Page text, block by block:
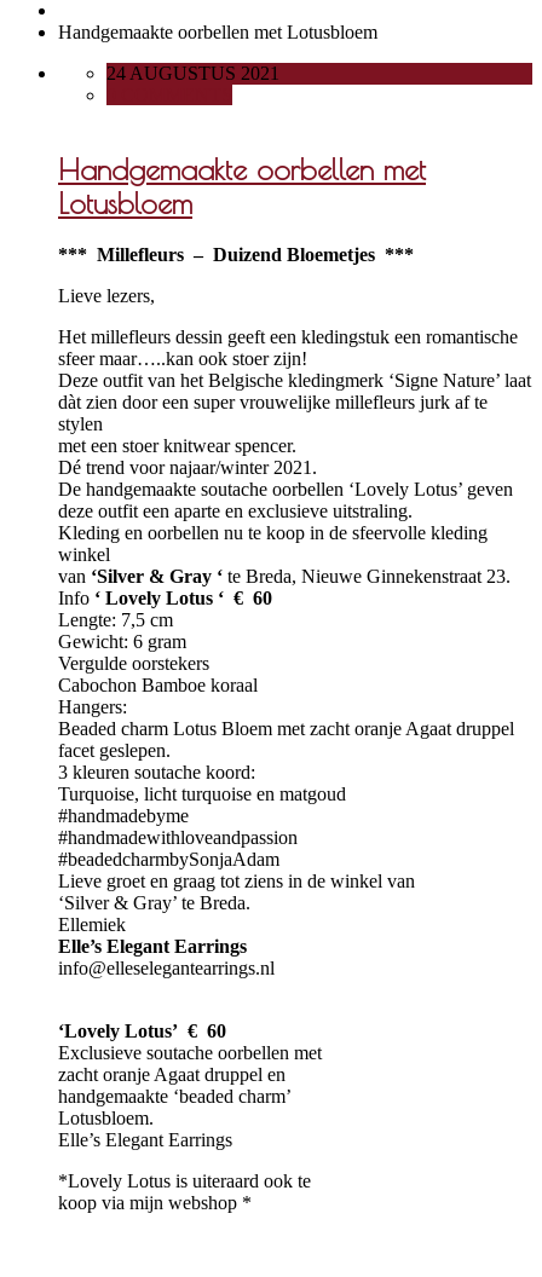
Handgemaakte oorbellen met Lotusbloem
24 AUGUSTUS 2021
Handgemaakte oorbellen met
Lotusbloem
*** Millefleurs – Duizend Bloemetjes ***
Lieve lezers,
Het millefleurs dessin geeft een kledingstuk een romantische
sfeer maar…..kan ook stoer zijn!
Deze outfit van het Belgische kledingmerk ‘Signe Nature’ laat
dàt zien door een super vrouwelijke millefleurs jurk af te
stylen
met een stoer knitwear spencer.
Dé trend voor najaar/winter 2021.
De handgemaakte soutache oorbellen ‘Lovely Lotus’ geven
deze outfit een aparte en exclusieve uitstraling.
Kleding en oorbellen nu te koop in de sfeervolle kleding
winkel
van ‘Silver & Gray ‘ te Breda, Nieuwe Ginnekenstraat 23.
Info ‘ Lovely Lotus ‘ € 60
Lengte: 7,5 cm
Gewicht: 6 gram
Vergulde oorstekers
Cabochon Bamboe koraal
Hangers:
Beaded charm Lotus Bloem met zacht oranje Agaat druppel
facet geslepen.
3 kleuren soutache koord:
Turquoise, licht turquoise en matgoud
#handmadebyme
#handmadewithloveandpassion
#beadedcharmbySonjaAdam
Lieve groet en graag tot ziens in de winkel van
‘Silver & Gray’ te Breda.
Ellemiek
Elle’s Elegant Earrings
info@elleselegantearrings.nl
‘Lovely Lotus’ € 60
Exclusieve soutache oorbellen met
zacht oranje Agaat druppel en
handgemaakte ‘beaded charm’
Lotusbloem.
Elle’s Elegant Earrings
*Lovely Lotus is uiteraard ook te
koop via mijn webshop *